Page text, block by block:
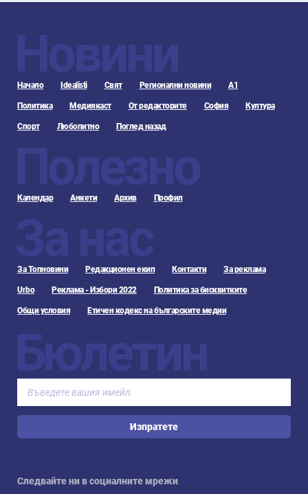
Новини
Начало Idealisti Свят Регионални новини А1
Политика Медиякаст От редакторите София Култура
Спорт Любопитно Поглед назад
Полезно
Календар Анкети Архив Профил
За нас
За Топновини Редакционен екип Контакти За реклама
Urbo Реклама - Избори 2022 Политика за бисквитките
Общи условия Етичен кодекс на българските медии
Бюлетин
Изпратете
Следвайте ни в социалните мрежи